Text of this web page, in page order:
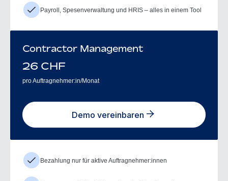
Payroll, Spesenverwaltung und HRIS – alles in einem Tool
Contractor Management
26 CHF
pro Auftragnehmer:in/Monat
Demo vereinbaren
Bezahlung nur für aktive Auftragnehmer:innen